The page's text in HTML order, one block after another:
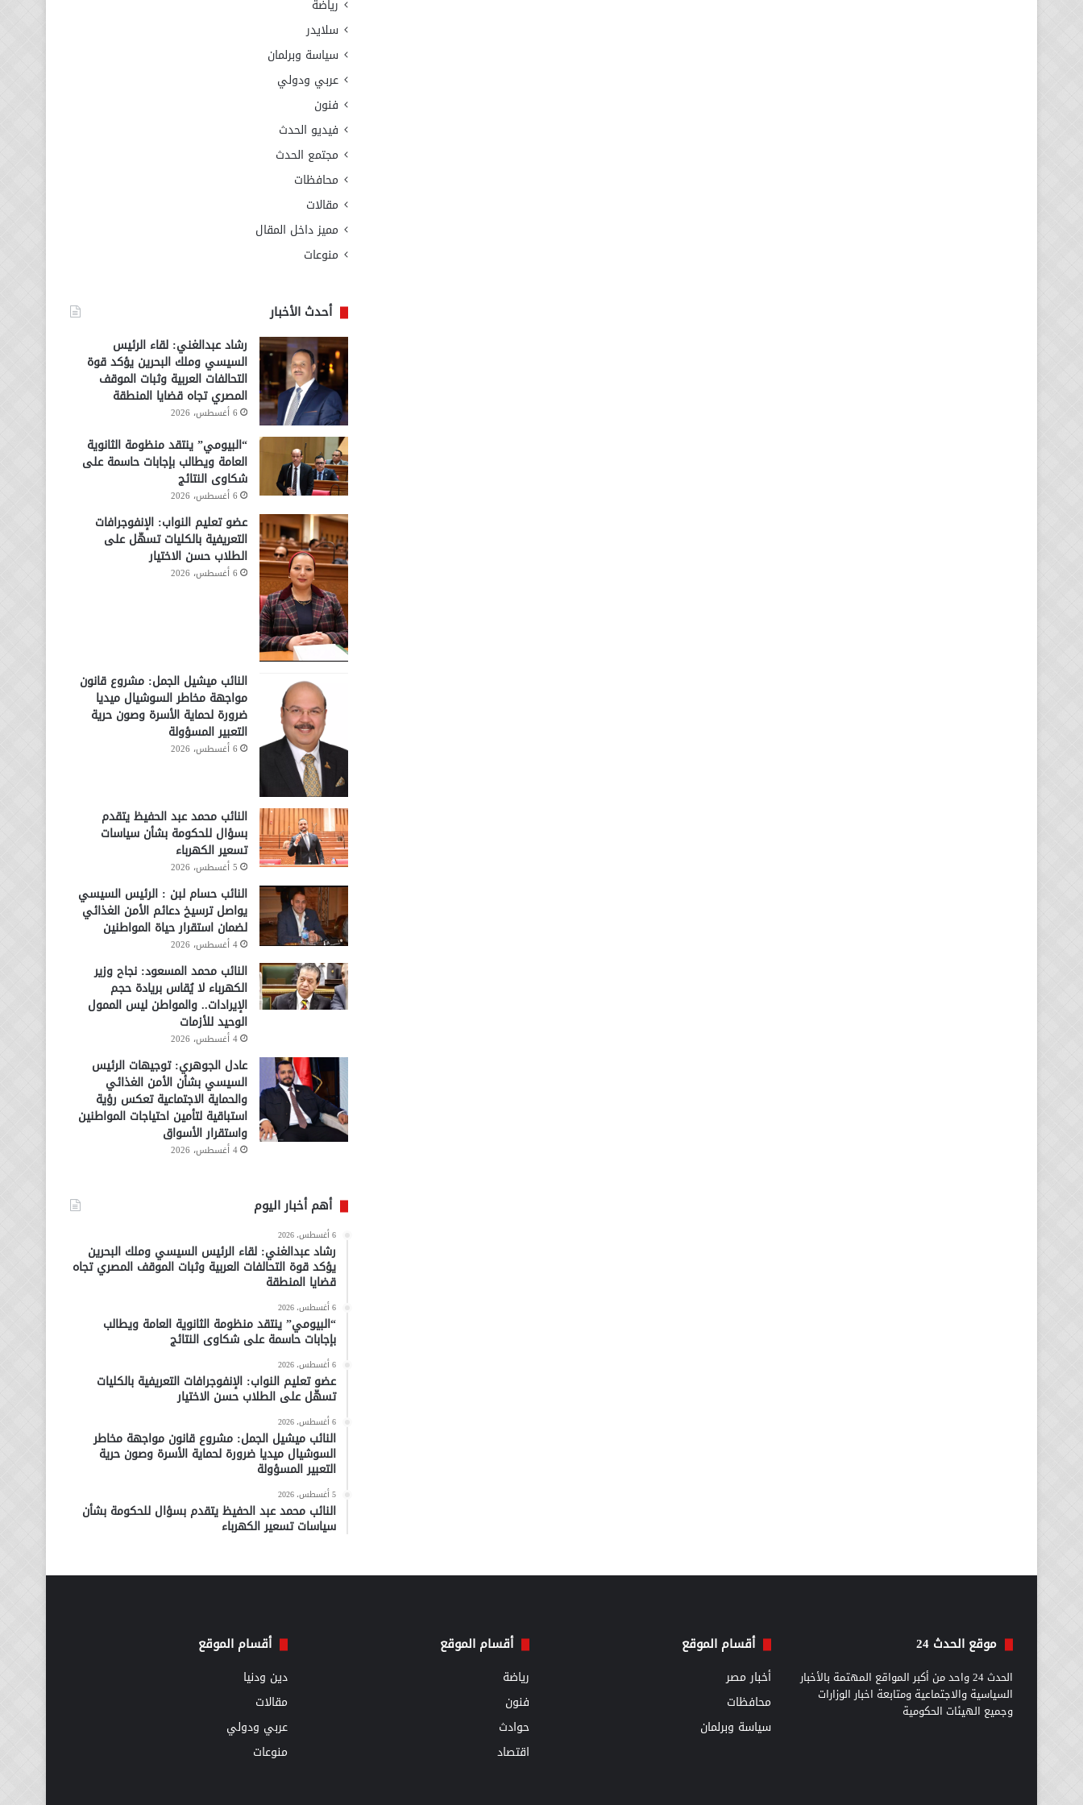
رياضة
سلايدر
سياسة وبرلمان
عربي ودولي
فنون
فيديو الحدث
مجتمع الحدث
محافظات
مقالات
مميز داخل المقال
منوعات
أحدث الأخبار
رشاد عبدالغني: لقاء الرئيس
السيسي وملك البحرين يؤكد قوة
التحالفات العربية وثبات الموقف
المصري تجاه قضايا المنطقة
6 أغسطس، 2026
“البيومي” ينتقد منظومة الثانوية
العامة ويطالب بإجابات حاسمة على
شكاوى النتائج
6 أغسطس، 2026
عضو تعليم النواب: الإنفوجرافات
التعريفية بالكليات تسهّل على
الطلاب حسن الاختيار
6 أغسطس، 2026
النائب ميشيل الجمل: مشروع قانون
مواجهة مخاطر السوشيال ميديا
ضرورة لحماية الأسرة وصون حرية
التعبير المسؤولة
6 أغسطس، 2026
النائب محمد عبد الحفيظ يتقدم
بسؤال للحكومة بشأن سياسات
تسعير الكهرباء
5 أغسطس، 2026
النائب حسام لبن : الرئيس السيسي
يواصل ترسيخ دعائم الأمن الغذائي
لضمان استقرار حياة المواطنين
4 أغسطس، 2026
النائب محمد المسعود: نجاح وزير
الكهرباء لا يُقاس بريادة حجم
الإيرادات.. والمواطن ليس الممول
الوحيد للأزمات
4 أغسطس، 2026
عادل الجوهري: توجيهات الرئيس
السيسي بشأن الأمن الغذائي
والحماية الاجتماعية تعكس رؤية
استباقية لتأمين احتياجات المواطنين
واستقرار الأسواق
4 أغسطس، 2026
أهم أخبار اليوم
6 أغسطس، 2026
رشاد عبدالغني: لقاء الرئيس السيسي وملك البحرين
يؤكد قوة التحالفات العربية وثبات الموقف المصري تجاه
قضايا المنطقة
6 أغسطس، 2026
“البيومي” ينتقد منظومة الثانوية العامة ويطالب
بإجابات حاسمة على شكاوى النتائج
6 أغسطس، 2026
عضو تعليم النواب: الإنفوجرافات التعريفية بالكليات
تسهّل على الطلاب حسن الاختيار
6 أغسطس، 2026
النائب ميشيل الجمل: مشروع قانون مواجهة مخاطر
السوشيال ميديا ضرورة لحماية الأسرة وصون حرية
التعبير المسؤولة
5 أغسطس، 2026
النائب محمد عبد الحفيظ يتقدم بسؤال للحكومة بشأن
سياسات تسعير الكهرباء
موقع الحدث 24
الحدث 24 واحد من أكبر المواقع المهتمة بالأخبار
السياسية والاجتماعية ومتابعة اخبار الوزارات
وجميع الهيئات الحكومية
أقسام الموقع
أخبار مصر
محافظات
سياسة وبرلمان
أقسام الموقع
رياضة
فنون
حوادث
اقتصاد
أقسام الموقع
دين ودنيا
مقالات
عربي ودولي
منوعات